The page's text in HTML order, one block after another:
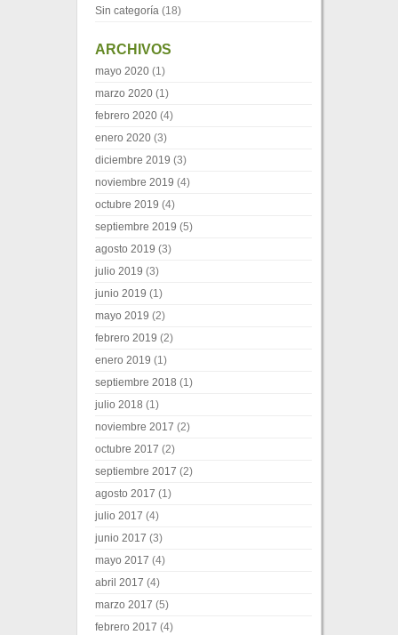
Sin categoría (18)
ARCHIVOS
mayo 2020 (1)
marzo 2020 (1)
febrero 2020 (4)
enero 2020 (3)
diciembre 2019 (3)
noviembre 2019 (4)
octubre 2019 (4)
septiembre 2019 (5)
agosto 2019 (3)
julio 2019 (3)
junio 2019 (1)
mayo 2019 (2)
febrero 2019 (2)
enero 2019 (1)
septiembre 2018 (1)
julio 2018 (1)
noviembre 2017 (2)
octubre 2017 (2)
septiembre 2017 (2)
agosto 2017 (1)
julio 2017 (4)
junio 2017 (3)
mayo 2017 (4)
abril 2017 (4)
marzo 2017 (5)
febrero 2017 (4)